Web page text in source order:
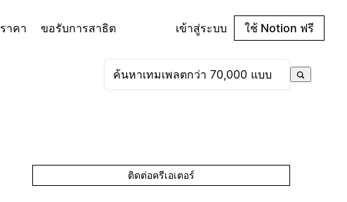
ราคา ขอรับการสาธิต เข้าสู่ระบบ ใช้ Notion ฟรี
ติดต่อครีเอเตอร์